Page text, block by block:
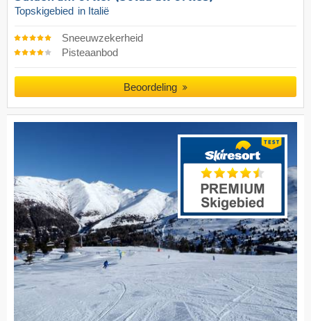
Topskigebied in Italië
Sneeuwzekerheid
Pisteaanbod
Beoordeling